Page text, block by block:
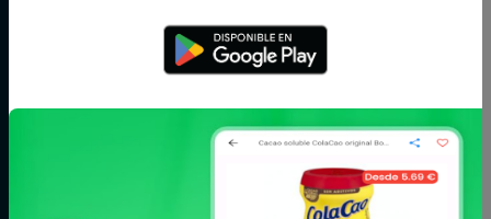
Azúcar,
Bebé
Cacao, café e
Carne
Congelados